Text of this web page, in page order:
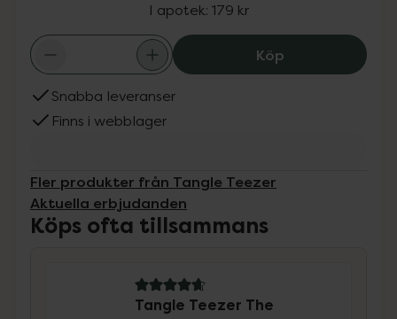
I apotek: 179 kr
KöpTangle Teezer
Snabba leveranser
Finns i webblager
Fler produkter från Tangle Teezer
Aktuella erbjudanden
Köps ofta tillsammans
4.8 av 5 i omdöme
Tangle Teezer The